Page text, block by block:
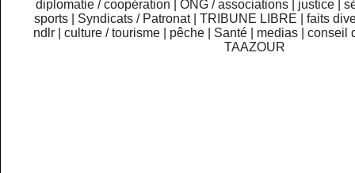
diplomatie / coopération
ONG / associations justice
sports
Syndicats / Patronat TRIBUNE LIBRE
faits
ndlr
|culture / tourisme pêche Santé medias |conseil
TAAZOUR